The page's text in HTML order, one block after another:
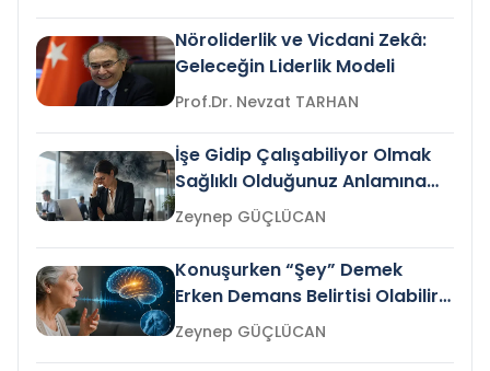
Nöroliderlik ve Vicdani Zekâ:
Geleceğin Liderlik Modeli
Prof.Dr. Nevzat TARHAN
İşe Gidip Çalışabiliyor Olmak
Sağlıklı Olduğunuz Anlamına
Gelir mi?Zeynep GÜÇLÜCAN
Konuşurken “Şey” Demek
Erken Demans Belirtisi Olabilir
mi?
Zeynep GÜÇLÜCAN